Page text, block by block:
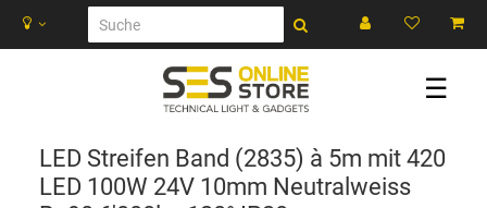
☰
LED Streifen Band (2835) à 5m mit 420
LED 100W 24V 10mm Neutralweiss